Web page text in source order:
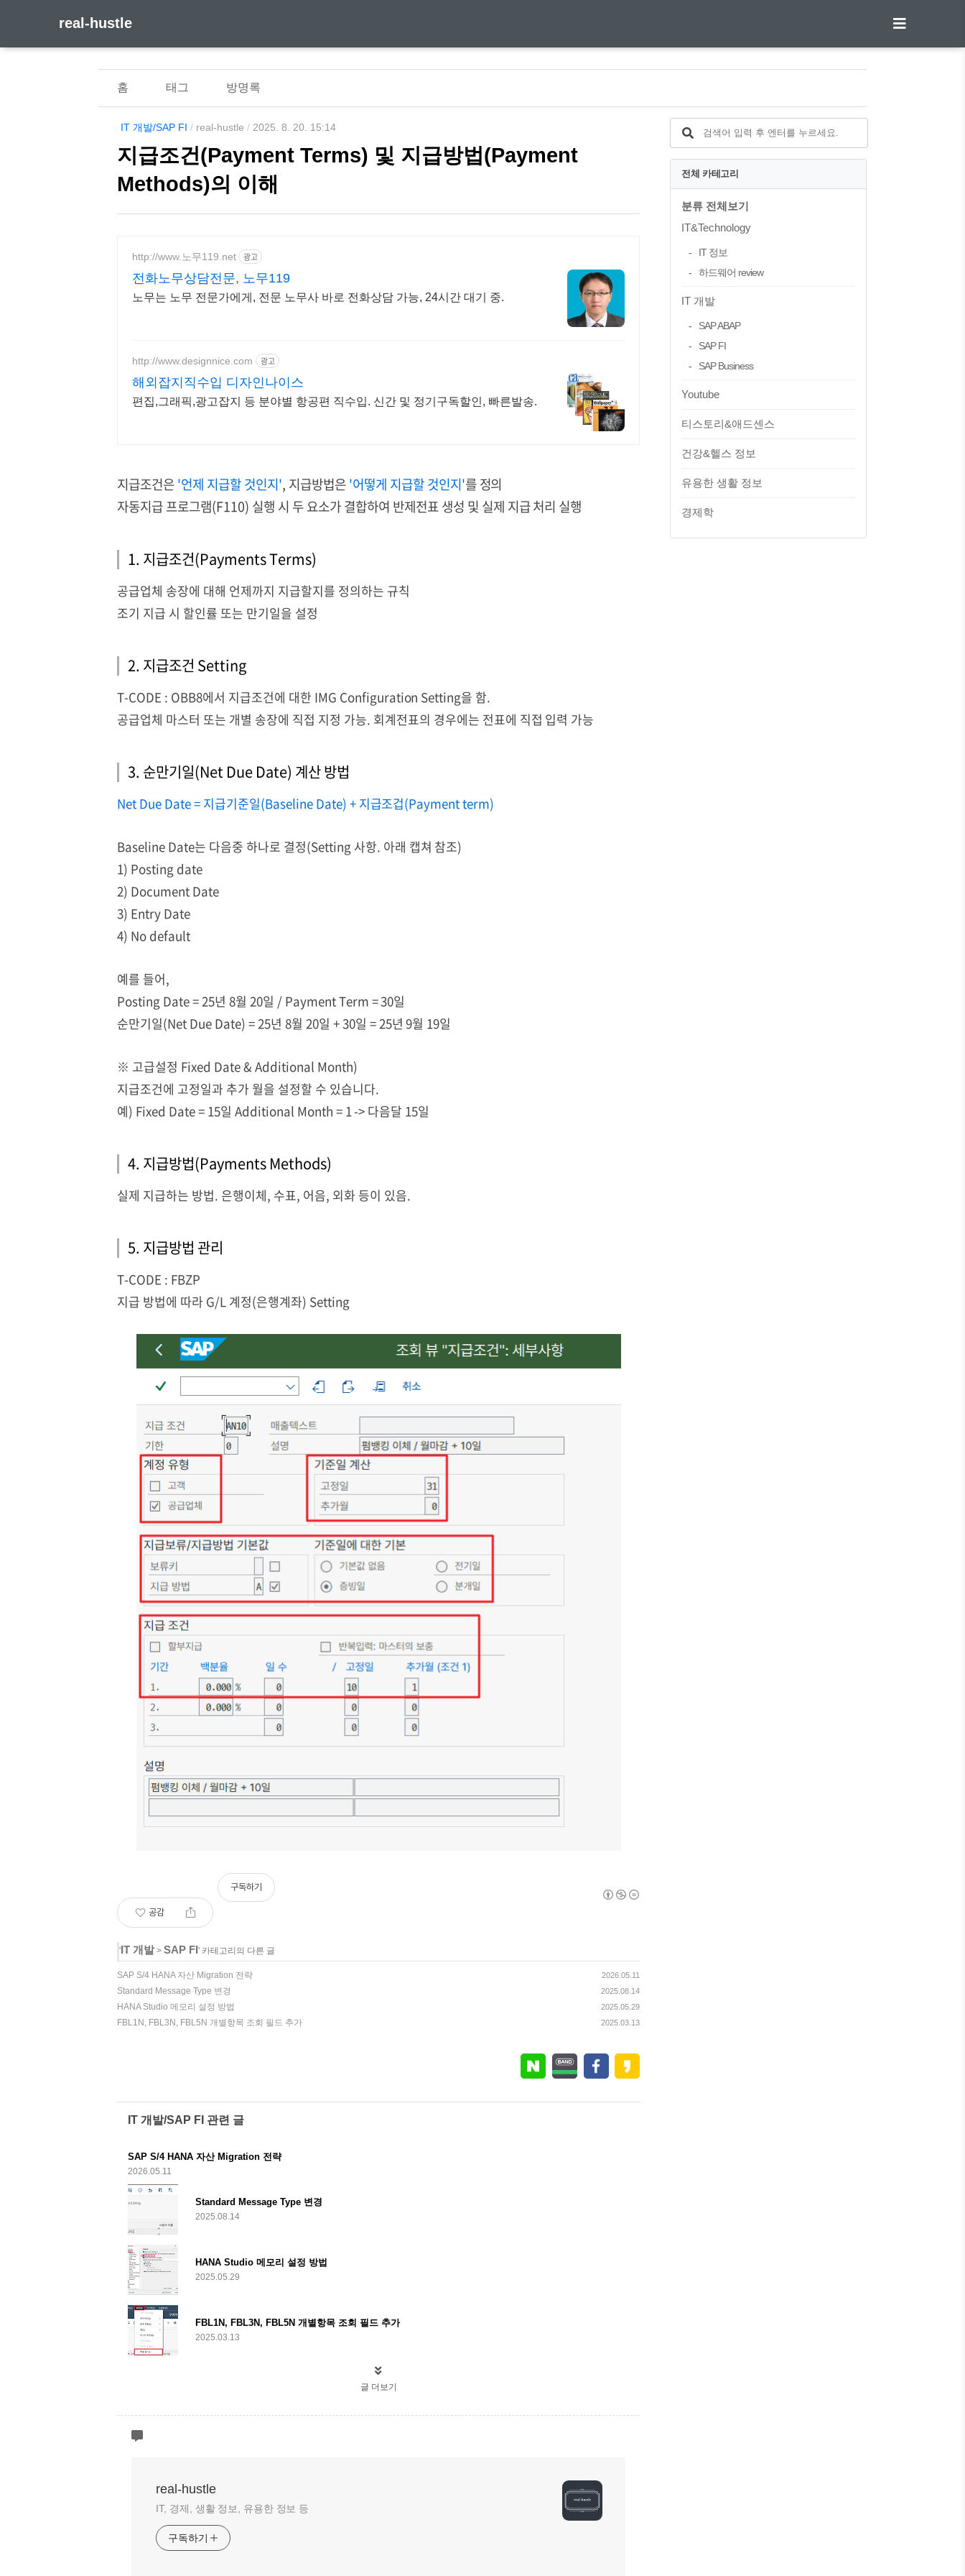
real-hustle
홈 태그 방명록
IT 개발/SAP FI / real-hustle / 2025. 8. 20. 15:14
지급조건(Payment Terms) 및 지급방법(Payment
Methods)의 이해
http://www.노무119.net 광고
전화노무상담전문, 노무119
노무는 노무 전문가에게, 전문 노무사 바로 전화상담 가능, 24시간 대기 중.
http://www.designnice.com 광고
해외잡지직수입 디자인나이스
편집,그래픽,광고잡지 등 분야별 항공편 직수입. 신간 및 정기구독할인, 빠른발송.
지급조건은'언제 지급할 것인지', 지급방법은'어떻게 지급할 것인지'를 정의
자동지급프로그램(F110) 실행 시 두요소가결합하여 반제전표생성 및 실제 지급처리 실행
1. 지급조건(Payments Terms)
공급업체 송장에 대해 언제까지 지급할지를 정의하는 규칙
조기 지급 시 할인률 또는 만기일을 설정
2. 지급조건 Setting
T-CODE : OBB8에서 지급조건에 대한 IMG Configuration Setting을 함.
공급업체 마스터 또는 개별 송장에 직접 지정 가능. 회계전표의 경우에는 전표에 직접 입력 가능
3. 순만기일(Net Due Date) 계산방법
Net Due Date = 지급기준일(Baseline Date) + 지급조겁(Payment term)
Baseline Date는 다음중 하나로 결정(Setting 사항. 아래 캡쳐 참조)
1) Posting date
2) Document Date
3) Entry Date
4) No default
예를 들어,
Posting Date = 25년 8월 20일 / Payment Term = 30일
순만기일(Net Due Date) = 25년 8월 20일 + 30일 = 25년 9월 19일
※ 고급설정 Fixed Date & Additional Month)
지급조건에 고정일과 추가 월을 설정할 수 있습니다.
예) Fixed Date = 15일 Additional Month = 1 -> 다음달 15일
4. 지급방법(Payments Methods)
실제 지급하는 방법. 은행이체, 수표, 어음, 외화 등이 있음.
5. 지급방법 관리
T-CODE : FBZP
지급 방법에 따라 G/L 계정(은행계좌) Setting
공감
구독하기
'IT 개발>SAP FI' 카테고리의 다른 글
SAP S/4 HANA 자산 Migration 전략 2026.05.11
Standard Message Type 변경 2025.08.14
HANA Studio 메모리 설정 방법 2025.05.29
FBL1N, FBL3N, FBL5N 개별항목 조회 필드 추가 2025.03.13
IT 개발/SAP FI 관련 글
SAP S/4 HANA 자산 Migration 전략
2026.05.11
Standard Message Type 변경
2025.08.14
HANA Studio 메모리 설정 방법
2025.05.29
FBL1N, FBL3N, FBL5N 개별항목 조회 필드 추가
2025.03.13
글 더보기
real-hustle
IT, 경제, 생활 정보, 유용한 정보 등
구독하기
전체 카테고리
분류 전체보기
IT&Technology
IT 정보
하드웨어 review
IT 개발
SAP ABAP
SAP FI
SAP Business
Youtube
티스토리&애드센스
건강&헬스 정보
유용한 생활 정보
경제학